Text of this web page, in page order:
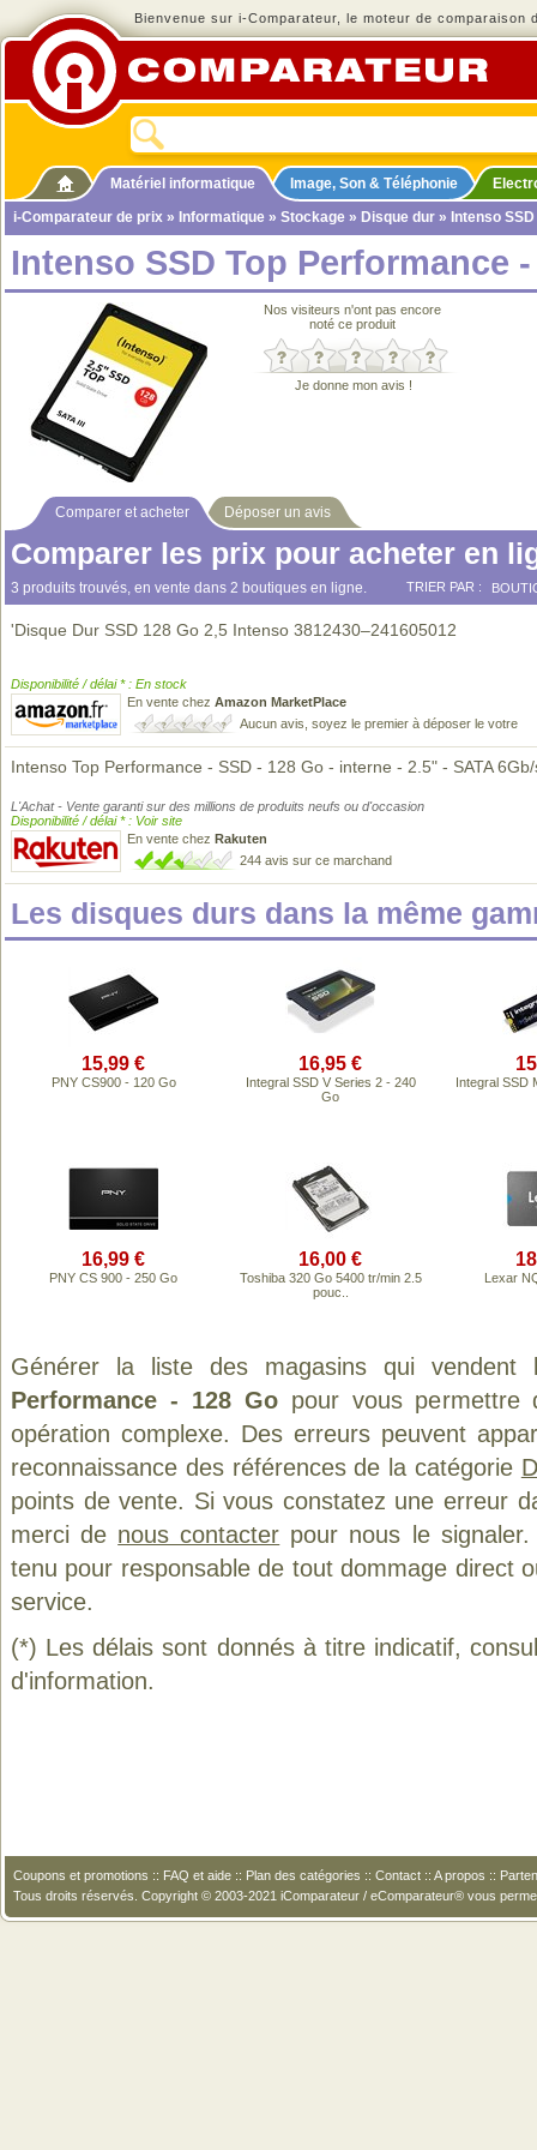
Bienvenue sur i-Comparateur, le moteur de comparaison
Matériel informatique Image, Son & Téléphonie
i-Comparateur de prix » Informatique » Stockage » Disque dur » Intenso
Intenso SSD Top Performance
Nos visiteurs n'ont pas encore
noté ce produit
Je donne mon avis !
Comparer et acheter Déposer un avis
Comparer les prix pour acheter en
3 produits trouvés, en vente dans 2 boutiques en ligne. TRIER PAR :
'Disque Dur SSD 128 Go 2,5 Intenso 3812430–241605012
Disponibilité / délai * : En stock
En vente chez Amazon MarketPlace
Aucun avis, soyez le premier à déposer le votre
Intenso Top Performance - SSD - 128 Go - interne - 2.5" - SATA
L'Achat - Vente garanti sur des millions de produits neufs ou d'occasion
Disponibilité / délai * : Voir site
En vente chez Rakuten
244 avis sur ce marchand
Les disques durs dans la même
15,99 €
PNY CS900 - 120 Go
16,95 €
Integral SSD V Series 2 - 240
Go
Integral SSD
16,99 €
PNY CS 900 - 250 Go
16,00 €
Toshiba 320 Go 5400 tr/min 2.5
pouc..
Lexar
Générer la liste des magasins qui
Performance - 128 Gopour vous permettre
opération complexe. Des erreurs peuvent
reconnaissance des références de la catégorie
points de vente. Si vous constatez une erreur
merci de nous contacter pour nous le
tenu pour responsable de tout dommage direct
service.
(*) Les délais sont donnés à titre indicatif,
d'information.
Coupons et promotions :: FAQ et aide :: Plan des catégories :: Contact :: A propos ::
Tous droits réservés. Copyright © 2003-2021 iComparateur / eComparateur® vous